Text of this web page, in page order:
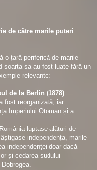
de către marile puteri
o țară periferică de marile
soarta sa au fost luate fără un
relevante:
de la Berlin (1878)
fost reorganizată, iar
Imperiului Otoman și a
luptase alături de
independența, marile
independenței doar dacă
și cedarea sudului